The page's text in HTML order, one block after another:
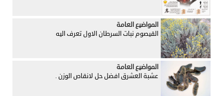
المواضيع العامة
القيصوم نبات السرطان الاول تعرف اليه
المواضيع العامة
عشبة العشرق افضل حل لانقاص الوزن .